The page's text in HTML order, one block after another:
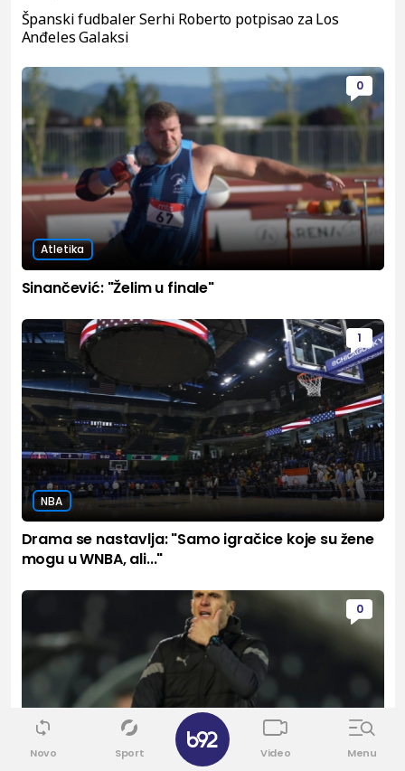
Španski fudbaler Serhi Roberto potpisao za Los
Anđeles Galaksi
0
Atletika
Sinančević: "Želim u finale"
1
NBA
Drama se nastavlja: "Samo igračice koje su žene
mogu u WNBA, ali..."
0
Novo Sport Video Menu
✕